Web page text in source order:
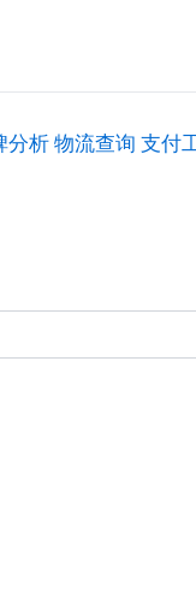
分析物流查询 支付